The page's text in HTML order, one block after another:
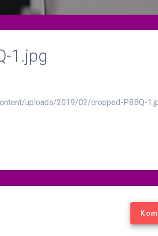
1.jpg
uploads/2019/02/cropped-PBBQ-